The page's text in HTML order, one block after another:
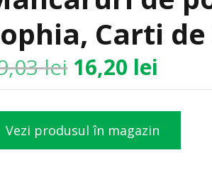
Carti
lei 16,20 lei
Vezi produsul în magazin